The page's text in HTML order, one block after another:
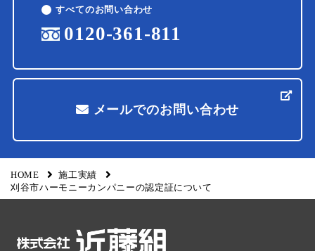
すべてのお問い合わせ
0120-361-811
メールでのお問い合わせ
HOME
施工実績
刈谷市ハーモニーカンパニーの認定証について